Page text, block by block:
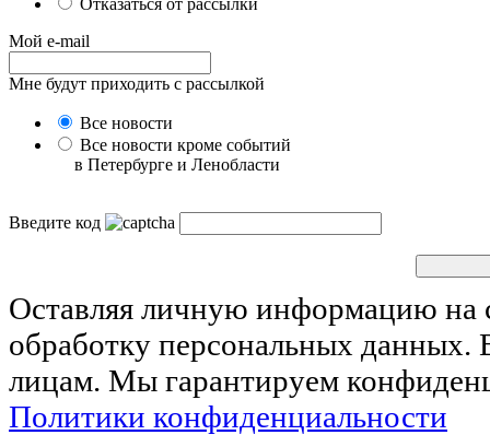
Мой e-mail
Мне будут приходить с рассылкой
Все новости
Все новости кроме событий
в Петербурге и Ленобласти
Введите код
Оставляя личную информацию на
обработку персональных
лицам. Мы гарантируем
Политики конфиденциальности